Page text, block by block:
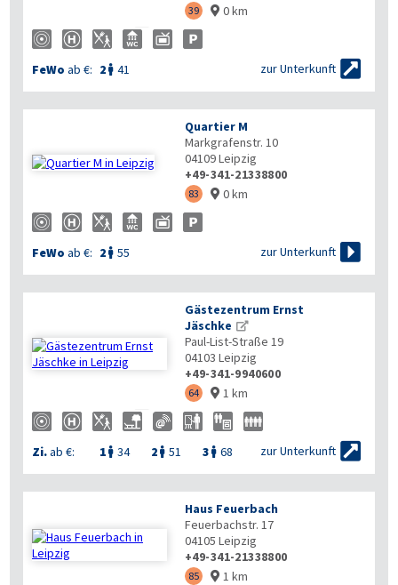

39  0 km
FeWo ab €: 2  41 zur Unterkunft 
Quartier M
Markgrafenstr. 10
04109Leipzig
+49-341-21338800
83  0 km
FeWo ab €: 2  55 zur Unterkunft 

Gästezentrum Ernst
Jäschke
Paul-List-Straße 19
04103 Leipzig
+49-341-9940600
64  1 km
Zi.ab €: 1  34 2  51 3  68 zur Unterkunft 
Haus Feuerbach
Feuerbachstr. 17
04105 Leipzig
+49-341-21338800
85  1 km